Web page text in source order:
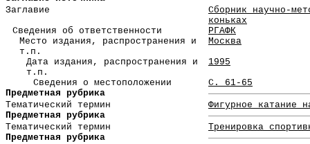
Заглавие
Сборник научно-
коньках
Сведения об ответственности
РГАФК
Место издания, распространения и
т.п.
Москва
Дата издания, распространения и
т.п.
1995
Сведения о местоположении
С. 61-65
Предметная рубрика
Тематический термин
Фигурное катание
Предметная рубрика
Тематический термин
Тренировка
Предметная рубрика